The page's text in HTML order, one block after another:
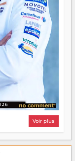
Voir plus